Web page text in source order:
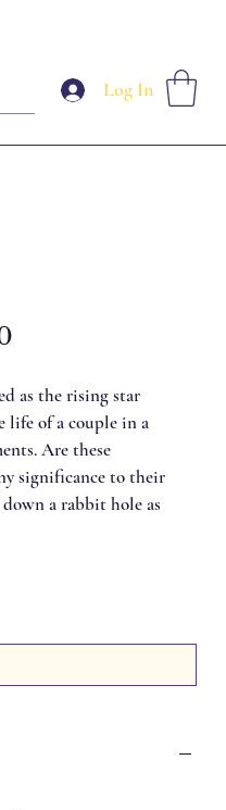
Log In
as the rising star
life of a couple in a
Are these
significance to their
a rabbit hole as